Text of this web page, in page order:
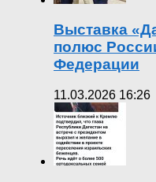
Выставка
полюс
Федерации
11.03.2026 16:26